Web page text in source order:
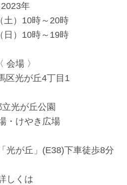
2023年
土）10時～20時
日）10時～19時
〈 会場 〉
区光が丘4丁目1
光が丘公園
・けやき広場
光が丘」(E38)下車徒歩8分
しくは